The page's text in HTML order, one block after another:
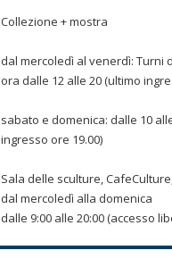
Collezione + mostra
dal mercoledì al venerdì: Turni
ora dalle 12 alle 20 (ultimo
sabato e domenica: dalle 10
ingresso ore 19.00)
Sala delle sculture,
dal mercoledì alla domenica
dalle 9:00 alle 20:00 (accesso